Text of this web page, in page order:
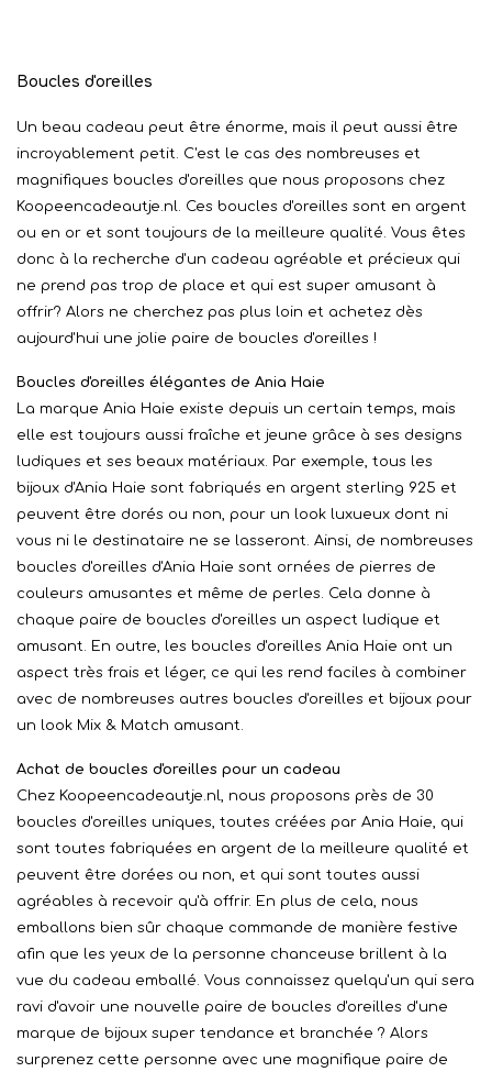
Boucles d'oreilles
Un beau cadeau peut être énorme, mais il peut aussi être
incroyablement petit. C'est le cas des nombreuses et
magnifiques boucles d'oreilles que nous proposons chez
Koopeencadeautje.nl. Ces boucles d'oreilles sont en argent
ou en or et sont toujours de la meilleure qualité. Vous êtes
donc à la recherche d'un cadeau agréable et précieux qui
ne prend pas trop de place et qui est super amusant à
offrir? Alors ne cherchez pas plus loin et achetez dès
aujourd'hui une jolie paire de boucles d'oreilles !
Boucles d'oreilles élégantes de Ania Haie
La marque Ania Haie existe depuis un certain temps, mais
elle est toujours aussi fraîche et jeune grâce à ses designs
ludiques et ses beaux matériaux. Par exemple, tous les
bijoux d'Ania Haie sont fabriqués en argent sterling 925 et
peuvent être dorés ou non, pour un look luxueux dont ni
vous ni le destinataire ne se lasseront. Ainsi, de nombreuses
boucles d'oreilles d'Ania Haie sont ornées de pierres de
couleurs amusantes et même de perles. Cela donne à
chaque paire de boucles d'oreilles un aspect ludique et
amusant. En outre, les boucles d'oreilles Ania Haie ont un
aspect très frais et léger, ce qui les rend faciles à combiner
avec de nombreuses autres boucles d'oreilles et bijoux pour
un look Mix & Match amusant.
Achat de boucles d'oreilles pour un cadeau
Chez Koopeencadeautje.nl, nous proposons près de 30
boucles d'oreilles uniques, toutes créées par Ania Haie, qui
sont toutes fabriquées en argent de la meilleure qualité et
peuvent être dorées ou non, et qui sont toutes aussi
agréables à recevoir qu'à offrir. En plus de cela, nous
emballons bien sûr chaque commande de manière festive
afin que les yeux de la personne chanceuse brillent à la
vue du cadeau emballé. Vous connaissez quelqu'un qui sera
ravi d'avoir une nouvelle paire de boucles d'oreilles d'une
marque de bijoux super tendance et branchée ? Alors
surprenez cette personne avec une magnifique paire de